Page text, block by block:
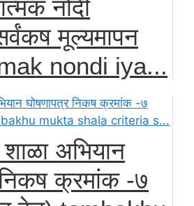
नोंदी
मूल्यमापन
nondi iya...
अभियान
क्रमांक -७